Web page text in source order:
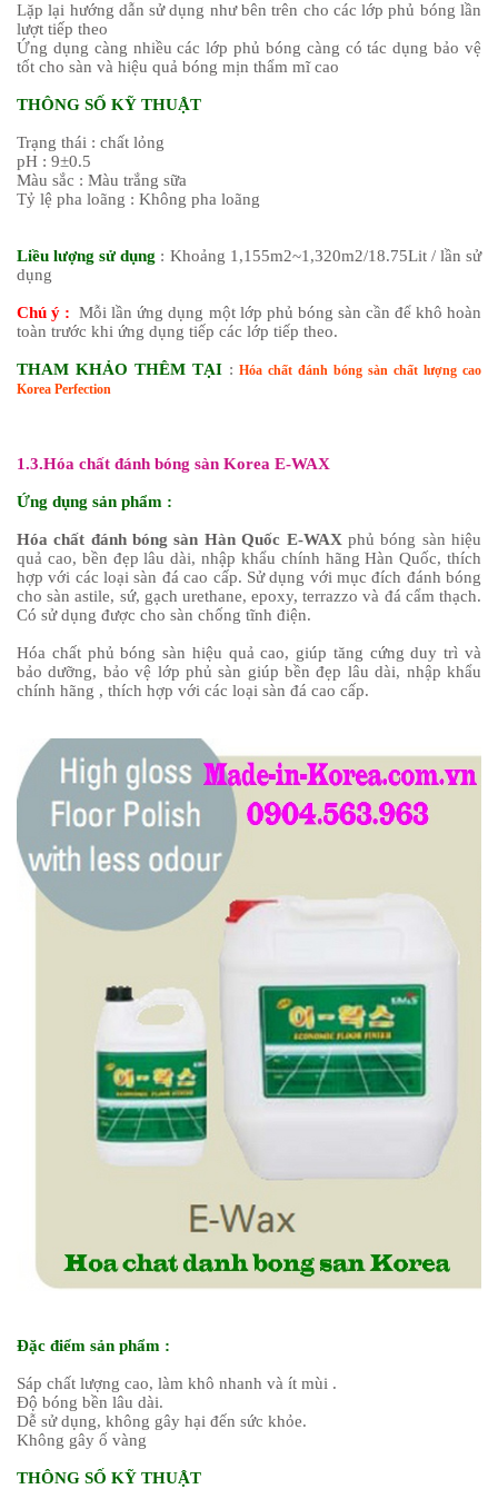
Lặp lại hướng dẫn sử dụng như bên trên cho các lớp phủ bóng lần
lượt tiếp theo
Ứng dụng càng nhiều các lớp phủ bóng càng có tác dụng bảo vệ
tốt cho sàn và hiệu quả bóng mịn thẩm mĩ cao
THÔNG SỐ KỸ THUẬT
Trạng thái : chất lỏng
pH : 9±0.5
Màu sắc : Màu trắng sữa
Tỷ lệ pha loãng : Không pha loãng
Liều lượng sử dụng : Khoảng 1,155m2~1,320m2/18.75Lit / lần sử
dụng
Chú ý : Mỗi lần ứng dụng một lớp phủ bóng sàn cần để khô hoàn
toàn trước khi ứng dụng tiếp các lớp tiếp theo.
THAM KHẢO THÊM TẠI : Hóa chất đánh bóng sàn chất lượng cao
Korea Perfection
1.3.Hóa chất đánh bóng sàn Korea E-WAX
Ứng dụng sản phẩm :
Hóa chất đánh bóng sàn Hàn Quốc E-WAX phủ bóng sàn hiệu
quả cao, bền đẹp lâu dài, nhập khẩu chính hãng Hàn Quốc, thích
hợp với các loại sàn đá cao cấp. Sử dụng với mục đích đánh bóng
cho sàn astile, sứ, gạch urethane, epoxy, terrazzo và đá cẩm thạch.
Có sử dụng được cho sàn chống tĩnh điện.
Hóa chất phủ bóng sàn hiệu quả cao, giúp tăng cứng duy trì và
bảo dưỡng, bảo vệ lớp phủ sàn giúp bền đẹp lâu dài, nhập khẩu
chính hãng , thích hợp với các loại sàn đá cao cấp.
Đặc điểm sản phẩm :
Sáp chất lượng cao, làm khô nhanh và ít mùi .
Độ bóng bền lâu dài.
Dễ sử dụng, không gây hại đến sức khỏe.
Không gây ố vàng
THÔNG SỐ KỸ THUẬT